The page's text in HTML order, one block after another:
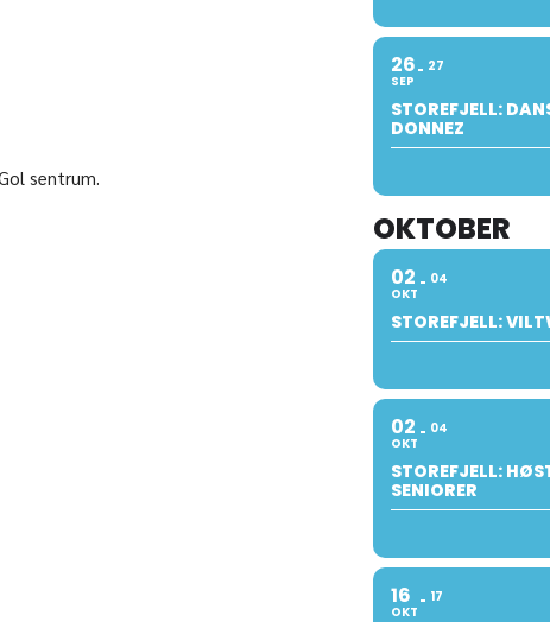
sentrum.
26
SEP
27
STOREFJELL:
DONNEZ
OKTOBER
02
OKT
04
STOREFJELL:
02
OKT
04
STOREFJELL:
SENIORER
16
OKT
17